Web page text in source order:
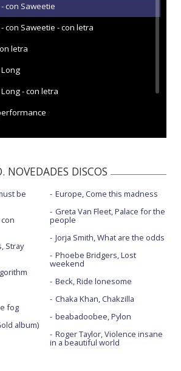
con Saweetie
con Saweetie - con letra
letra
- con letra
NOVEDADES DISCOS
be
Stray
fog
album)
Europe, Come this madness
Greta Van Fleet, Palace for the
people
Jorja Smith, What are the odds
Phoebe Bridgers, Lost
weekend
Beck, Ride lonesome
Chaka Khan, Chakzilla
beabadoobee, Pylon
Roger Taylor, Violence insane
in a beautiful world